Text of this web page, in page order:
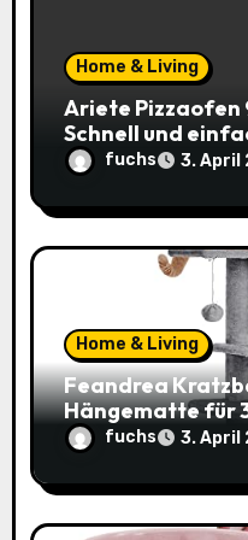
Home & Living
Ariete Pizzaofen
Schnell und
(Prime)
fuchs 3. April
Home & Living
Feandrea
Hängematte für
Katzenspaß zum
fuchs 3. April